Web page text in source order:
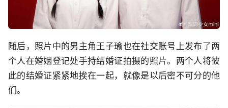
随后，照片中的男主角王子瑜也在社交账号上发布了两
个人在婚姻登记处手持结婚证拍摄的照片。两个人将彼
此的结婚证紧紧地挨在一起，就像是以后密不可分的他
们。